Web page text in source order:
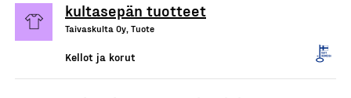
kultasepän tuotteet
Taivaskulta Oy, Tuote
Kellot ja korut